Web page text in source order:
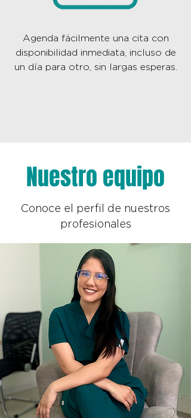
Agenda fácilmente una cita con
disponibilidad inmediata, incluso de
un día para otro, sin largas esperas.
Nuestro equipo
Conoce el perfil de nuestros
profesionales